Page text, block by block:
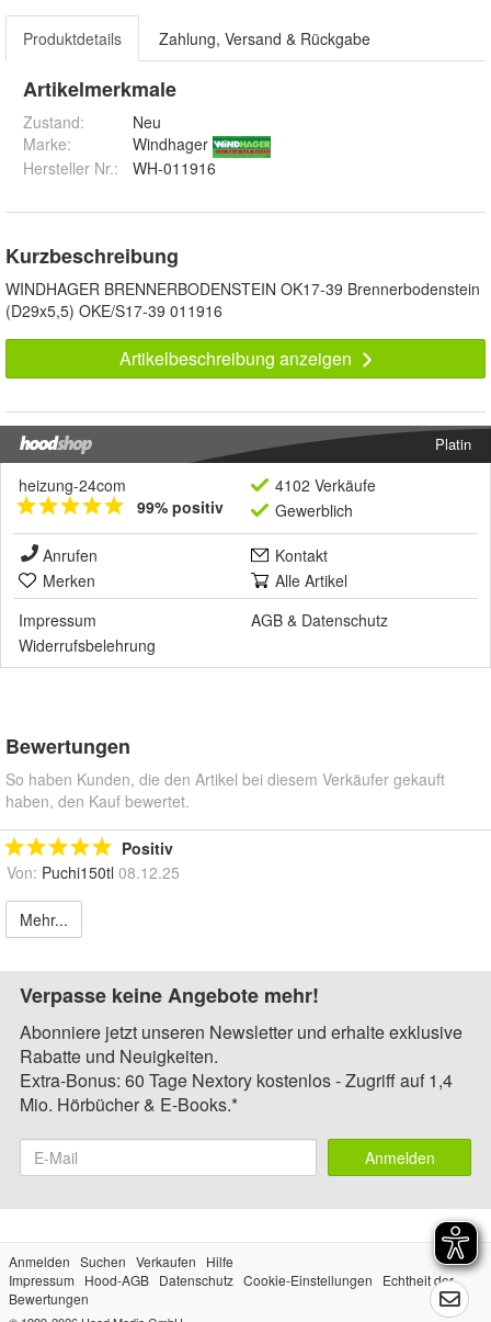
Produktdetails Zahlung, Versand & Rückgabe
Artikelmerkmale
Zustand:
Neu
Marke:
Windhager
Hersteller Nr.:
WH-011916
Kurzbeschreibung
WINDHAGER BRENNERBODENSTEIN OK17-39 Brennerbodenstein
(D29x5,5) OKE/S17-39 011916
Artikelbeschreibung anzeigen
Platin
heizung-24com
99% positiv
4102 Verkäufe
Gewerblich
Anrufen
Kontakt
Merken
Alle Artikel
Impressum
AGB & Datenschutz
Widerrufsbelehrung
Bewertungen
So haben Kunden, die den Artikel bei diesem Verkäufer gekauft
haben, den Kauf bewertet.
Positiv
Von: Puchi150tl 08.12.25
Mehr...
Verpasse keine Angebote mehr!
Abonniere jetzt unseren Newsletter und erhalte exklusive
Rabatte und Neuigkeiten.
Extra-Bonus: 60 Tage Nextory kostenlos - Zugriff auf 1,4
Mio. Hörbücher & E-Books.*
Anmelden
Anmelden Suchen Verkaufen
Hilfe
Impressum
Hood-AGB Datenschutz Cookie-Einstellungen
Echtheit der
Bewertungen